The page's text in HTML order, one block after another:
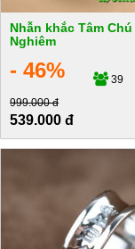
Nhẫn khắc Tâm
Nghiêm
- 46% 39
999.000 đ
539.000 đ